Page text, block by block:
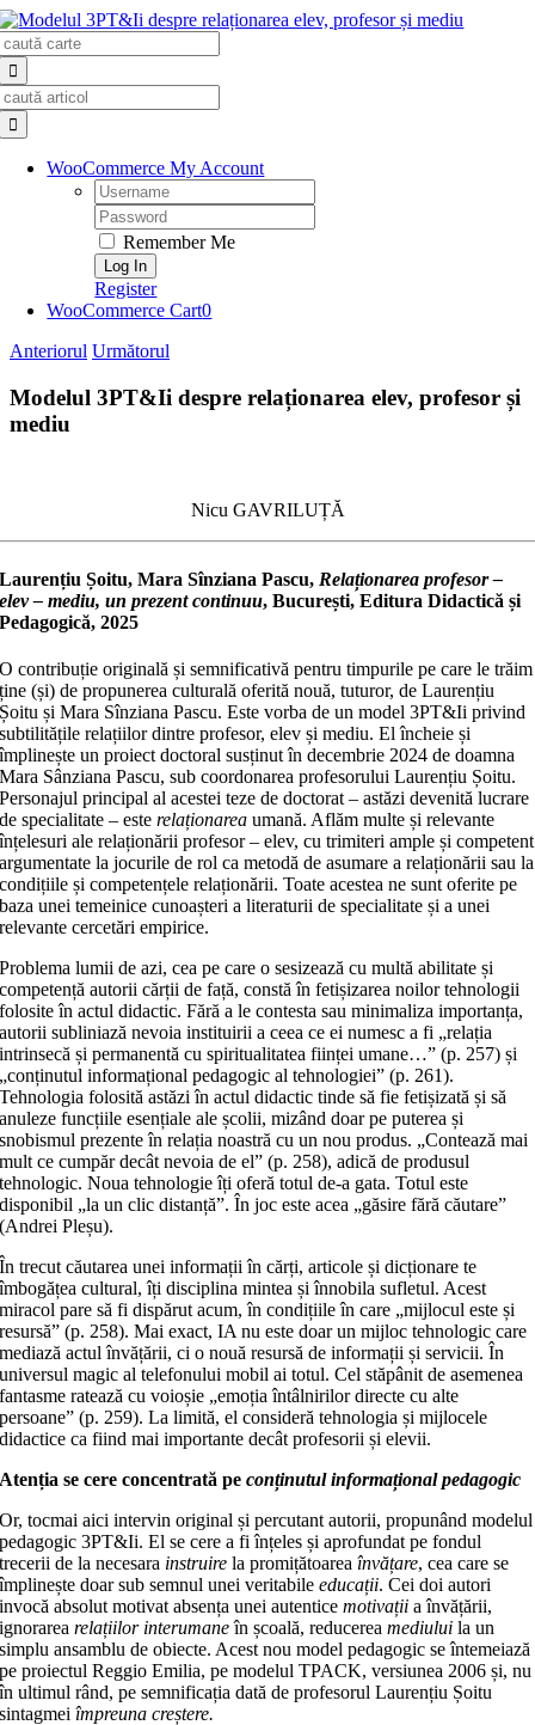
Skip
to
content
WooCommerce My Account
Username:
Password:
Remember Me
Register
WooCommerce Cart0
Anteriorul Următorul
Modelul 3PT&Ii despre relaționarea elev, profesor și
mediu
Nicu GAVRILUȚĂ
Laurențiu Șoitu, Mara Sînziana Pascu, Relaționarea profesor –
elev – mediu, un prezent continuu, București, Editura Didactică și
Pedagogică, 2025
O contribuție originală și semnificativă pentru timpurile pe care le trăim
ține (și) de propunerea culturală oferită nouă, tuturor, de Laurențiu
Șoitu și Mara Sînziana Pascu. Este vorba de un model 3PT&Ii privind
subtilitățile relațiilor dintre profesor, elev și mediu. El încheie și
împlinește un proiect doctoral susținut în decembrie 2024 de doamna
Mara Sânziana Pascu, sub coordonarea profesorului Laurențiu Șoitu.
Personajul principal al acestei teze de doctorat – astăzi devenită lucrare
de specialitate – esterelaționareaumană. Aflăm multe și relevante
înțelesuri ale relaționării profesor – elev, cu trimiteri ample și competent
argumentate la jocurile de rol ca metodă de asumare a relaționării sau la
condițiile și competențele relaționării. Toate acestea ne sunt oferite pe
baza unei temeinice cunoașteri a literaturii de specialitate și a unei
relevante cercetări empirice.
Problema lumii de azi, cea pe care o sesizează cu multă abilitate și
competență autorii cărții de față, constă în fetișizarea noilor tehnologii
folosite în actul didactic. Fără a le contesta sau minimaliza importanța,
autorii subliniază nevoia instituirii a ceea ce ei numesc a fi „relația
intrinsecă și permanentă cu spiritualitatea ființei umane…” (p. 257) și
„conținutul informațional pedagogic al tehnologiei” (p. 261).
Tehnologia folosită astăzi în actul didactic tinde să fie fetișizată și să
anuleze funcțiile esențiale ale școlii, mizând doar pe puterea și
snobismul prezente în relația noastră cu un nou produs. „Contează mai
mult ce cumpăr decât nevoia de el” (p. 258), adică de produsul
tehnologic. Noua tehnologie îți oferă totul de‑a gata. Totul este
disponibil „la un clic distanță”. În joc este acea „găsire fără căutare”
(Andrei Pleșu).
În trecut căutarea unei informații în cărți, articole și dicționare te
îmbogățea cultural, îți disciplina mintea și înnobila sufletul. Acest
miracol pare să fi dispărut acum, în condițiile în care „mijlocul este și
resursă” (p. 258). Mai exact, IA nu este doar un mijloc tehnologic care
mediază actul învățării, ci o nouă resursă de informații și servicii. În
universul magic al telefonului mobil ai totul. Cel stăpânit de asemenea
fantasme ratează cu voioșie „emoția întâlnirilor directe cu alte
persoane” (p. 259). La limită, el consideră tehnologia și mijlocele
didactice ca fiind mai importante decât profesorii și elevii.
Atenția se cere concentrată peconținutul informațional pedagogic
Or, tocmai aici intervin original și percutant autorii, propunând modelul
pedagogic 3PT&Ii. El se cere a fi înțeles și aprofundat pe fondul
trecerii de la necesara instruirela promițătoareaînvățare, cea care se
împlinește doar sub semnul unei veritabileeducații. Cei doi autori
invocă absolut motivat absența unei autenticemotivații a învățării,
ignorarearelațiilor interumaneîn școală, reducereamediului la un
simplu ansamblu de obiecte. Acest nou model pedagogic se întemeiază
pe proiectul Reggio Emilia, pe modelul TPACK, versiunea 2006 și, nu
în ultimul rând, pe semnificația dată de profesorul Laurențiu Șoitu
sintagmeiîmpreuna creștere.